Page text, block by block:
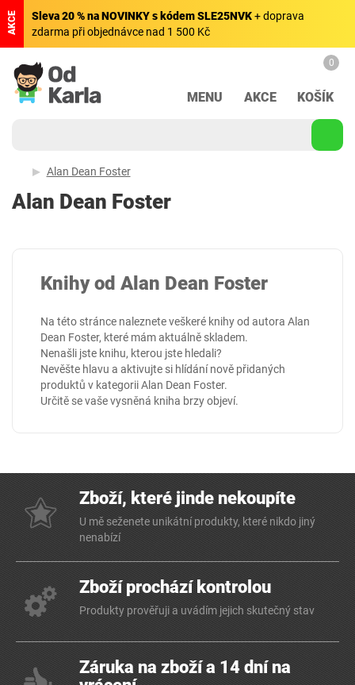
AKCE Sleva 20 % na NOVINKY s kódem SLE25NVK+ doprava
zdarma při objednávce nad 1 500 Kč
MENU AKCE
0
KOŠÍK
Alan Dean Foster
Alan Dean Foster
Knihy od Alan Dean Foster
Na této stránce naleznete veškeré knihy od autora Alan
Dean Foster, které mám aktuálně skladem.
Nenašli jste knihu, kterou jste hledali?
Nevěšte hlavu a aktivujte si hlídání nově přidaných
produktů v kategoriiAlan Dean Foster.
Určitě se vaše vysněná kniha brzy objeví.
Zboží, které jinde nekoupíte
U mě seženete unikátní produkty, které nikdo jiný
nenabízí
Zboží prochází kontrolou
Produkty prověřuji a uvádím jejich skutečný stav
Záruka na zboží a 14 dní na